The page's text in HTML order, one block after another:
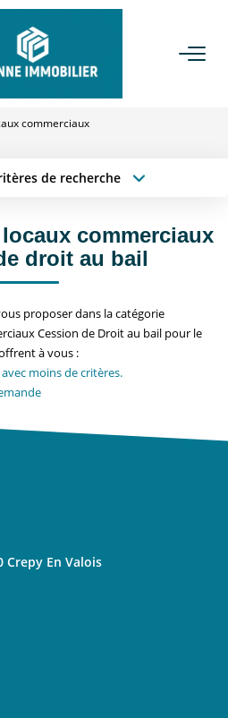
AGENCE
Nous
Équipe
commerciaux
de recherche
Localisation
Surface min
commerciaux
droit au bail
proposer dans la catégorie
Cession de Droit au bail pour le
à vous :
moins de critères.
Crepy En Valois